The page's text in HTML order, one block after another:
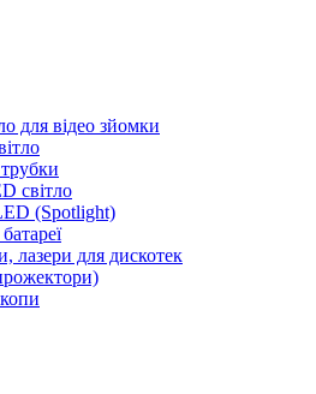
для відео зйомки
світло
(Spotlight)
лазери для дискотек